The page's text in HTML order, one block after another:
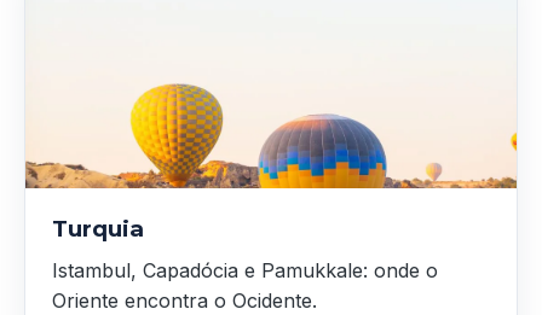
Turquia
Istambul, Capadócia e Pamukkale: onde o
Oriente encontra o Ocidente.